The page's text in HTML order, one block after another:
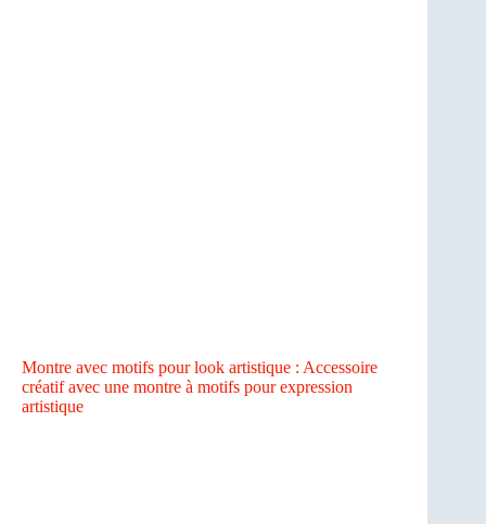
Montre avec motifs pour look artistique : Accessoire
créatif avec une montre à motifs pour expression
artistique